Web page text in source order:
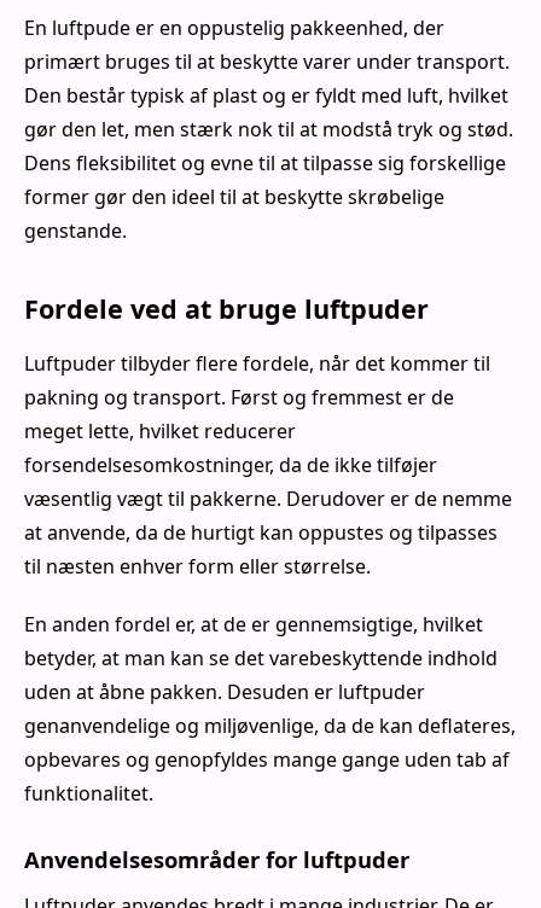
En luftpude er en oppustelig pakkeenhed, der
primært bruges til at beskytte varer under transport.
Den består typisk af plast og er fyldt med luft, hvilket
gør den let, men stærk nok til at modstå tryk og stød.
Dens fleksibilitet og evne til at tilpasse sig forskellige
former gør den ideel til at beskytte skrøbelige
genstande.
Fordele ved at bruge luftpuder
Luftpuder tilbyder flere fordele, når det kommer til
pakning og transport. Først og fremmest er de
meget lette, hvilket reducerer
forsendelsesomkostninger, da de ikke tilføjer
væsentlig vægt til pakkerne. Derudover er de nemme
at anvende, da de hurtigt kan oppustes og tilpasses
til næsten enhver form eller størrelse.
En anden fordel er, at de er gennemsigtige, hvilket
betyder, at man kan se det varebeskyttende indhold
uden at åbne pakken. Desuden er luftpuder
genanvendelige og miljøvenlige, da de kan deflateres,
opbevares og genopfyldes mange gange uden tab af
funktionalitet.
Anvendelsesområder for luftpuder